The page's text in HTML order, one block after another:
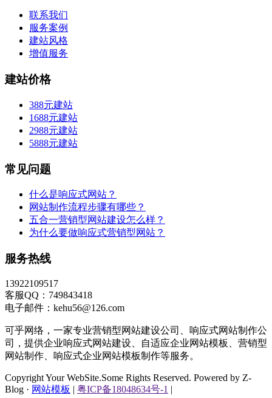
联系我们
服务案例
建站风格
增值服务
建站价格
388元建站
1688元建站
2988元建站
5888元建站
常见问题
什么是响应式网站？
网站制作流程步骤有哪些？
五合一营销型网站建设怎么样？
为什么要做响应式营销型网站？
服务热线
13922109517
客服QQ：749843418
电子邮件：kehu56@126.com
可乎网络，一家专业营销型网站建设公司、响应式网站制作公
司，提供企业响应式网站建设、自适应企业网站模板、营销型
网站制作、响应式企业网站模板制作等服务。
Copyright Your WebSite.Some Rights Reserved. Powered by Z-
Blog · 网站模板 | 粤ICP备18048634号-1 |